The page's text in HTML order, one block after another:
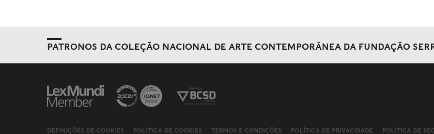
PATRONOS DA COLEÇÃO NACIONAL DE ARTE CONTEMPORÂNEA DA FUNDAÇÃO
DEFINIÇÕES DE COOKIES POLÍTICA DE COOKIES TERMOS E CONDIÇÕES POLÍTICA DE PRIVACIDADE POLÍTICA DE